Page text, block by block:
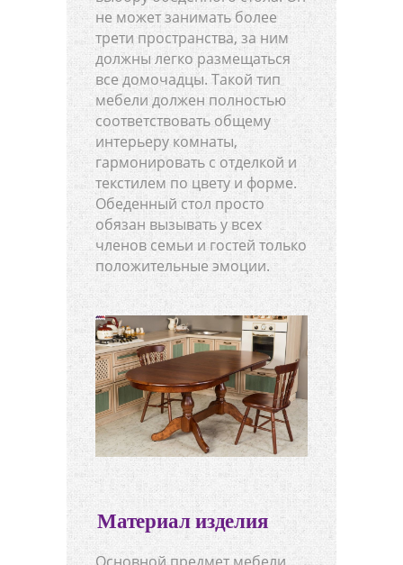
не может занимать более
трети пространства, за ним
должны легко размещаться
все домочадцы. Такой тип
мебели должен полностью
соответствовать общему
интерьеру комнаты,
гармонировать с отделкой и
текстилем по цвету и форме.
Обеденный стол просто
обязан вызывать у всех
членов семьи и гостей только
положительные эмоции.
Материал изделия